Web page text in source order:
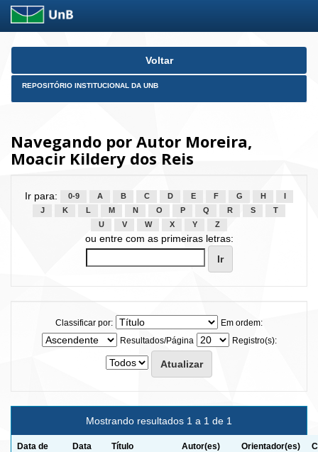
Skip
Voltar
REPOSITÓRIO INSTITUCIONAL DA UNB
Navegando por Autor Moreira,
Moacir Kildery dos Reis
Ir para: 0-9 A B C D E F G H
J
K L M N O P Q R S
T
U
V W X Y Z
ou entre com as primeiras letras:
Classificar por:
Em ordem:
Resultados/Página
Registro(s):
Mostrando resultados 1 a 1 de 1
Data de
Data
Título Autor(es) Orientador(es)